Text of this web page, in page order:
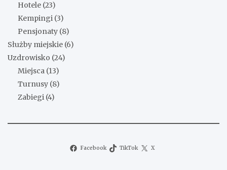
Hotele (23)
Kempingi (3)
Pensjonaty (8)
Służby miejskie (6)
Uzdrowisko (24)
Miejsca (13)
Turnusy (8)
Zabiegi (4)
Facebook TikTok X